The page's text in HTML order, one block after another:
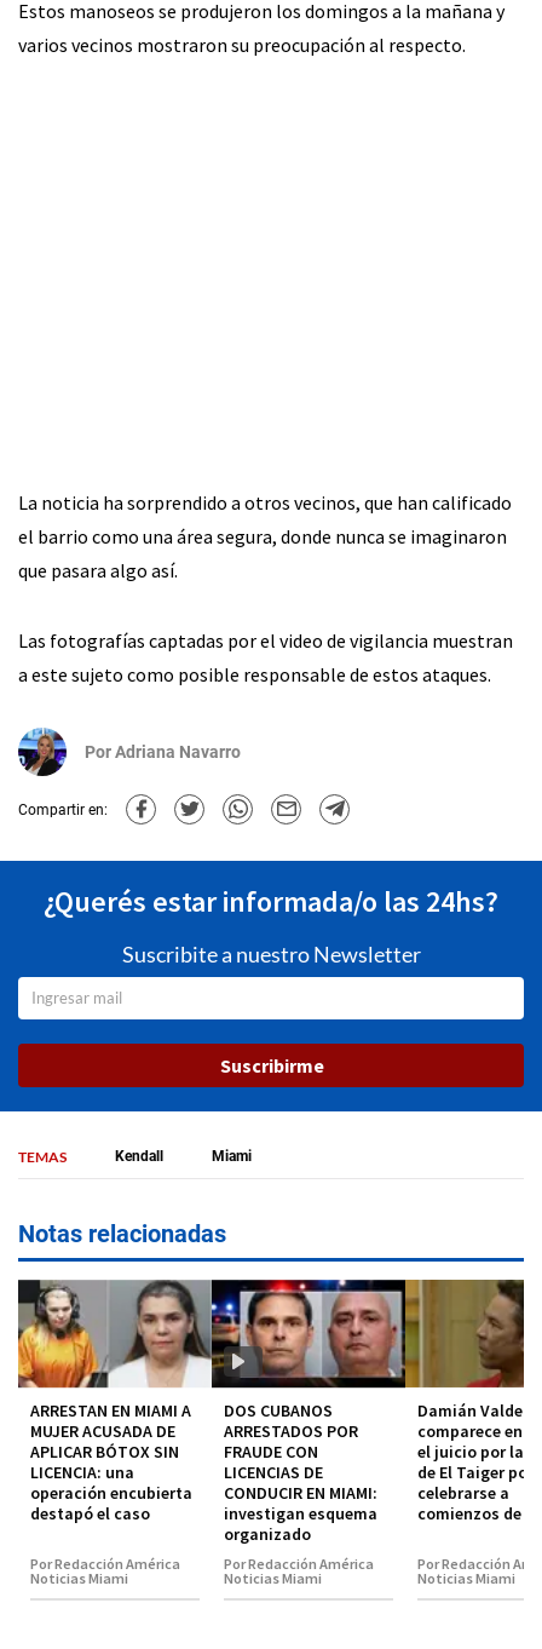
Estos manoseos se produjeron los domingos a la mañana y
varios vecinos mostraron su preocupación al respecto.
La noticia ha sorprendido a otros vecinos, que han calificado
el barrio como una área segura, donde nunca se imaginaron
que pasara algo así.
Las fotografías captadas por el video de vigilancia muestran
a este sujeto como posible responsable de estos ataques.
PorAdriana Navarro
Compartir en:
¿Querés estar informada/o las 24hs?
Suscribite a nuestro Newsletter
Suscribirme
TEMAS Kendall Miami
Notas relacionadas
ARRESTAN EN MIAMI A
MUJER ACUSADA DE
APLICAR BÓTOX SIN
LICENCIA: una
operación encubierta
destapó el caso
Por Redacción América
Noticias Miami
DOS CUBANOS
ARRESTADOS POR
FRAUDE CON
LICENCIAS DE
CONDUCIR EN MIAMI:
investigan esquema
organizado
Por Redacción América
Noticias Miami
Damián Valdez
comparece en
el juicio por la
de El Taiger
celebrarse a
comienzos de
Por Redacción
Noticias Miami